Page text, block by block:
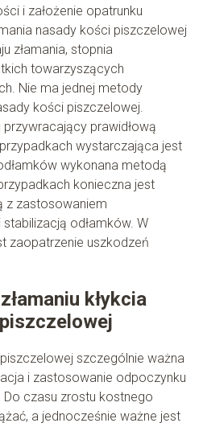
i założenie opatrunku
nasady kości piszczelowej
złamania, stopnia
towarzyszących
Nie ma jednej metody
kości piszczelowej.
prawidłową
wystarczająca jest
wykonana metodą
konieczna jest
z zastosowaniem
odłamków. W
zaopatrzenie uszkodzeń
kłykcia
szczególnie ważna
i zastosowanie odpoczynku
czasu zrostu kostnego
a jednocześnie ważne jest